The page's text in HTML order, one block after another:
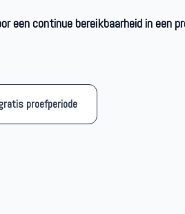
een continue bereikbaarheid in een
proefperiode